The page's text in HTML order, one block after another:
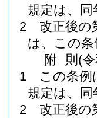
規定は、
2
改正後の
は、この
附 則 (
1
この条例
規定は、
2
改正後の